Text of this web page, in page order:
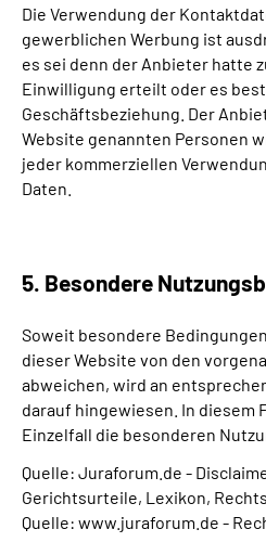
Die Verwendung der
gewerblichen Werbung ist
es sei denn der Anbieter hatte
Einwilligung erteilt oder es
Geschäftsbeziehung. Der
Website genannten Personen
jeder kommerziellen
Daten.
5. Besondere
Soweit besondere
dieser Website von den
abweichen, wird an
darauf hingewiesen. In diesem
Einzelfall die besonderen
Quelle: Juraforum.de -
Gerichtsurteile, Lexikon,
Quelle: www.juraforum.de -